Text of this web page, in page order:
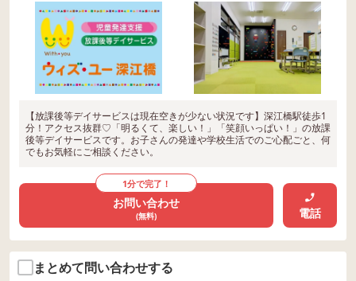
【放課後等デイサービスは現在空きが少ない状況です】深江橋駅徒歩1
分！アクセス抜群♡「明るくて、楽しい！」「笑顔いっぱい！」の放課
後等デイサービスです。お子さんの発達や学校生活でのご心配ごと、何
でもお気軽にご相談ください。
1分で完了！
お問い合わせ
(無料) 電話
まとめて問い合わせする